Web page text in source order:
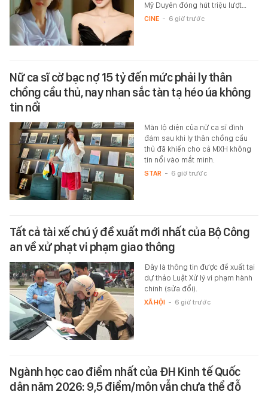
Mỹ Duyên đóng hút triệu lượt…
CINE - 6 giờ trước
Nữ ca sĩ cờ bạc nợ 15 tỷ đến mức phải ly thân
chồng cầu thủ, nay nhan sắc tàn tạ héo úa không
tin nổi
Màn lộ diện của nữ ca sĩ đình
đám sau khi ly thân chồng cầu
thủ đã khiến cho cả MXH không
tin nổi vào mắt mình.
STAR - 6 giờ trước
Tất cả tài xế chú ý đề xuất mới nhất của Bộ Công
an về xử phạt vi phạm giao thông
Đây là thông tin được đề xuất tại
dự thảo Luật Xử lý vi phạm hành
chính (sửa đổi).
XÃ HỘI - 6 giờ trước
Ngành học cao điểm nhất của ĐH Kinh tế Quốc
dân năm 2026: 9,5 điểm/môn vẫn chưa thể đỗ